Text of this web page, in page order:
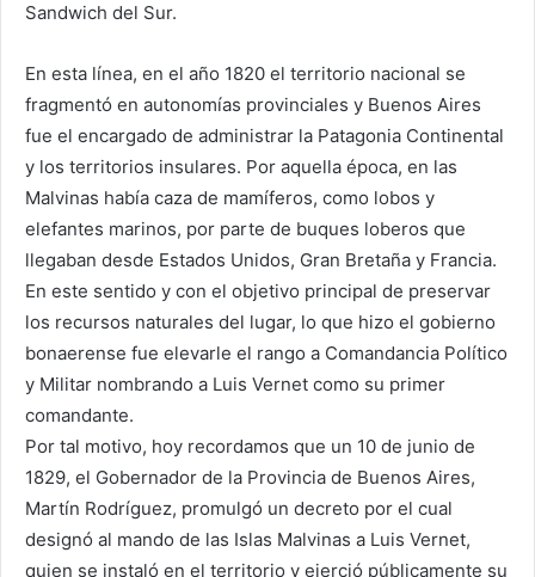
Sandwich del Sur.
En esta línea, en el año 1820 el territorio nacional se
fragmentó en autonomías provinciales y Buenos Aires
fue el encargado de administrar la Patagonia Continental
y los territorios insulares. Por aquella época, en las
Malvinas había caza de mamíferos, como lobos y
elefantes marinos, por parte de buques loberos que
llegaban desde Estados Unidos, Gran Bretaña y Francia.
En este sentido y con el objetivo principal de preservar
los recursos naturales del lugar, lo que hizo el gobierno
bonaerense fue elevarle el rango a Comandancia Político
y Militar nombrando a Luis Vernet como su primer
comandante.
Por tal motivo, hoy recordamos que un 10 de junio de
1829, el Gobernador de la Provincia de Buenos Aires,
Martín Rodríguez, promulgó un decreto por el cual
designó al mando de las Islas Malvinas a Luis Vernet,
quien se instaló en el territorio y ejerció públicamente su